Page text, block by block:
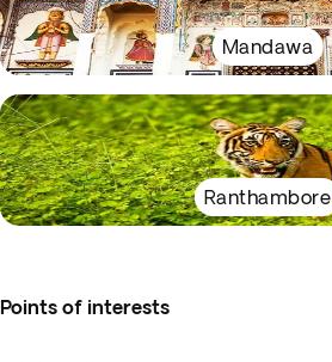
Mandawa
Ranthambore
Points of interests